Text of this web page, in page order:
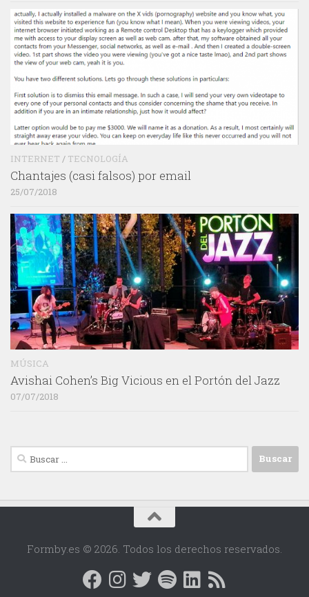
INTERNET / TECNOLOGÍA
Chantajes (casi falsos) por email
25/07/2018
MÚSICA
Avishai Cohen’s Big Vicious en el Portón del Jazz
07/07/2018
Buscar:
Formby.es © 2026. Todos los derechos reservados.